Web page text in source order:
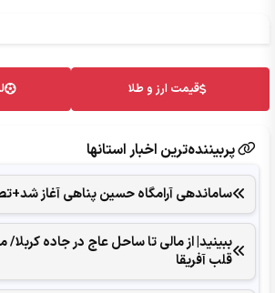
قیمت ارز و طلا
پربیننده‌ترین اخبار استانها
ساماندهی آرامگاه حسین پناهی آغاز
ببینید| از مالی تا ساحل عاج در جاده
قلب آفریقا